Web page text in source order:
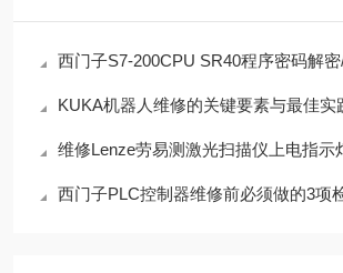
西门子S7-200CPU SR40程序密码解
KUKA机器人维修的关键要素与最佳实
维修Lenze劳易测激光扫描仪上电指示灯都不亮
西门子PLC控制器维修前必须做的3项